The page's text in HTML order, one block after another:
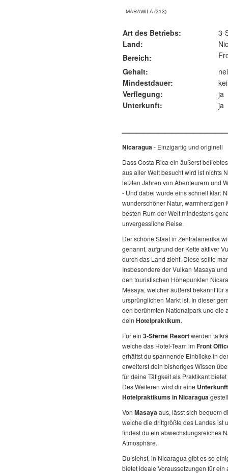
MARAWILA (313)
Art des Betriebs:
3-
Land:
Bereich:
Gehalt:
Mindestdauer:
Verflegung:
ja
Unterkunft:
ja
Nicaragua- Einzigartig und originell
Dass Costa Rica ein äußerst
aus aller Welt besucht wird ist nichts
letzten Jahren von Abenteurern und
- Und dabei wurde eins schnell klar:
wunderschöner Natur,
besten Rum der Welt mindestens
unvergessliche Reise.
Der schöne Staat in Zentralamerika
genannt, aufgrund der Kette aktiver
durch das Land zieht. Diese sollte
Insbesondere der Vulkan Masaya
den touristischen Höhepunkten
Mesaya, welcher äußerst bekannt
ursprünglichen Markt ist. In dieser
den berühmten Nationalpark und die
dein Hotelpraktikum.
Für ein 3-Sterne Resortwerden
welche das Hotel-Team im Front
erhältst du spannende Einblicke in
erweiterst dein bisheriges Wissen
für deine Tätigkeit als Praktikant
Des Weiteren wird dir eine Unterkunft
Hotelpraktikums in Nicaragua
Von Masayaaus, lässt sich bequem
welche die drittgrößte des Landes ist
findest du ein abwechslungsreiches
Atmosphäre.
Du siehst, in Nicaragua gibt es so
bietet ideale Voraussetzungen für